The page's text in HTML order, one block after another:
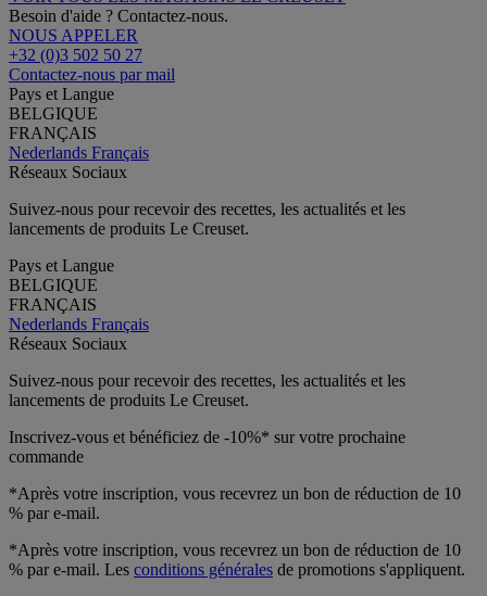
Besoin d'aide ? Contactez-nous.
NOUS APPELER
+32 (0)3 502 50 27
Contactez-nous par mail
Pays et Langue
BELGIQUE
FRANÇAIS
Nederlands Français
Réseaux Sociaux
Suivez-nous pour recevoir des recettes, les actualités et les
lancements de produits Le Creuset.
Pays et Langue
BELGIQUE
FRANÇAIS
Nederlands Français
Réseaux Sociaux
Suivez-nous pour recevoir des recettes, les actualités et les
lancements de produits Le Creuset.
Inscrivez-vous et bénéficiez de -10%* sur votre prochaine
commande
*Après votre inscription, vous recevrez un bon de réduction de 10
% par e-mail.
*Après votre inscription, vous recevrez un bon de réduction de 10
% par e-mail. Les conditions générales de promotions s'appliquent.